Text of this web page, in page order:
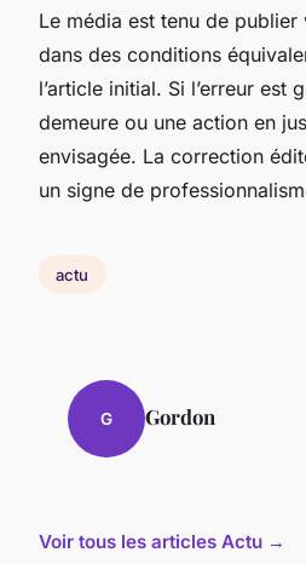
Le média est tenu de
dans des conditions
l’article initial. Si l’erreur est
demeure ou une action en
envisagée. La correction
un signe de
actu
G Gordon
Voir tous les articles Actu →